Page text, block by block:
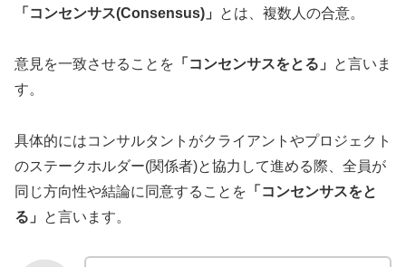
「コンセンサス(Consensus)」 とは、複数人の合意。
意見を一致させることを 「コンセンサスをとる」
と言いま
す。
具体的にはコンサルタントがクライアントやプロジェクト
のステークホルダー(関係者)と協力して進める際、全員が
同じ方向性や結論に同意することを 「コンセンサスをと
る」
と言います。